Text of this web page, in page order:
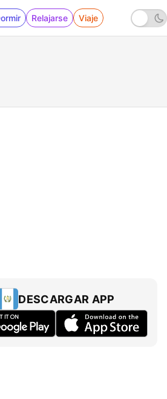
Relajarse Viaje
DESCARGAR APP